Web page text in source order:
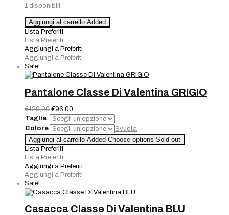
originale
era:
€140,00.
è:
€70,00.
1 disponibili
Stola
Piero
Moretti
quantità
Aggiungi al carrello Added
Lista Preferiti
Lista Preferiti
Aggiungi a Preferiti
Aggiungi a Preferiti
Sale!
Pantalone Classe Di Valentina GRIGIO
€120,00 Il
prezzo
originale
era:
€120,00.
€96,00
prezzo
attuale
è:
€96,00.
Taglia
Colore
Svuota
Pantalone
Classe
Di
Valentina
GRIGIO
quantità
Aggiungi al carrello Added Choose options Sold out
Lista Preferiti
Lista Preferiti
Aggiungi a Preferiti
Aggiungi a Preferiti
Sale!
Casacca Classe Di Valentina BLU